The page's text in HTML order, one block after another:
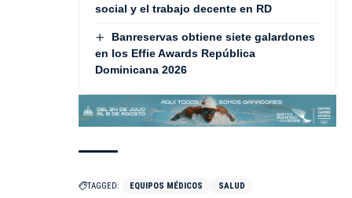
social y el trabajo decente en RD
Banreservas obtiene siete galardones
en los Effie Awards República
Dominicana 2026
TAGGED: EQUIPOS MÉDICOS SALUD